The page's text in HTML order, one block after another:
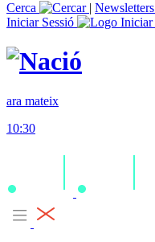
Cerca
| Newsletters
Iniciar Sessió
ara mateix
10:30